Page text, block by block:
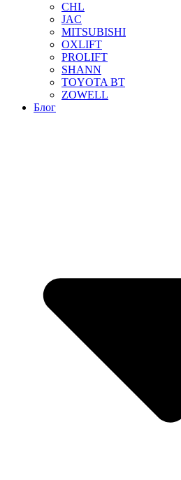
CHL
JAC
MITSUBISHI
OXLIFT
PROLIFT
SHANN
TOYOTA BT
ZOWELL
Блог